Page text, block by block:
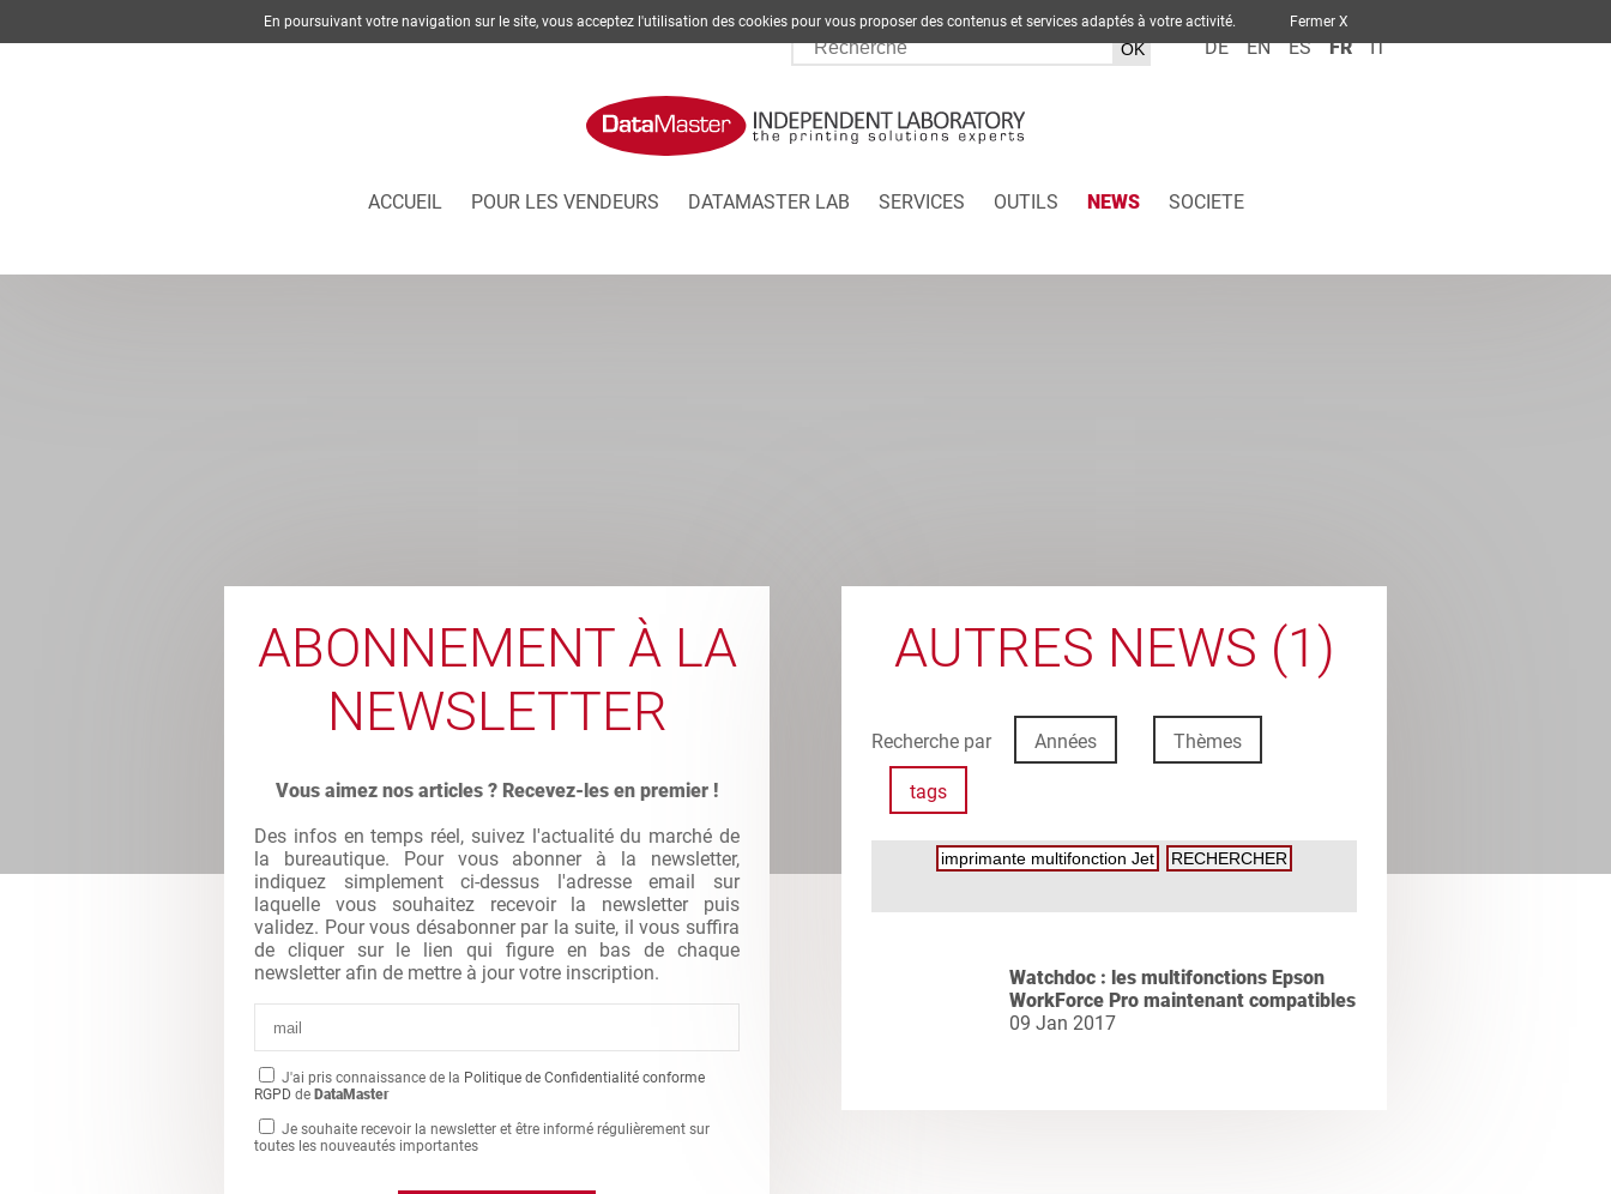
DE EN ES FR IT
ACCUEIL POUR LES VENDEURS DATAMASTER LAB SERVICES OUTILS NEWS SOCIETE
ABONNEMENT À LA
NEWSLETTER
Vous aimez nos articles ? Recevez-les en premier !
Des infos en temps réel, suivez l'actualité du marché de
la bureautique. Pour vous abonner à la newsletter,
indiquez simplement ci-dessus l'adresse email sur
laquelle vous souhaitez recevoir la newsletter puis
validez. Pour vous désabonner par la suite, il vous suffira
de cliquer sur le lien qui figure en bas de chaque
newsletter afin de mettre à jour votre inscription.
J'ai pris connaissance de la Politique de Confidentialité conforme
RGPD de DataMaster
Je souhaite recevoir la newsletter et être informé régulièrement sur
toutes les nouveautés importantes
AUTRES NEWS (1)
Recherche par Années Thèmes
tags
Watchdoc : les multifonctions Epson
WorkForce Pro maintenant compatibles
09 Jan 2017
En poursuivant votre navigation sur le site, vous acceptez l'utilisation des cookies pour vous proposer des contenus et services adaptés à votre activité. Fermer X